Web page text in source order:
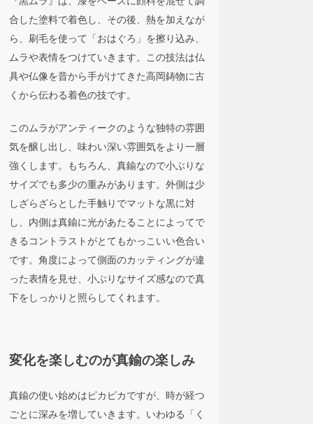
合した塗料で着色し、その後、熱を加えなが
ら、刷毛を使って「おはぐろ」を擦り込み、
ムラや表情をつけていきます。この技法は仏
具や仏像を昔から手がけてきた高岡鋳物に古
くから伝わる着色の技です。
このムラがアンティークのような独特の雰囲
気を醸し出し、味わい深い雰囲気をより一層
強くします。もちろん、真鍮なので小ぶりな
サイズでも多少の重みがあります。外側は少
しざらざらとした手触りでマットな黒に対
し、内側は真鍮に光があたることによってで
きるコントラストがとてもかっこいい色合い
です。角度によって側面のカッティングが違
った表情を見せ、小ぶりなサイズ感なので真
下をしっかりと照らしてくれます。
変化を楽しむのが真鍮の楽しみ
真鍮の使い始めはピカピカですが、時が経つ
ごとに深みを増していきます。いわゆる「く